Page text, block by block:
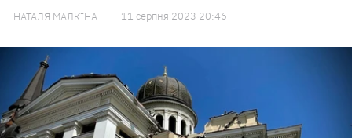
НАТАЛЯ МАЛКІНА 11 серпня 2023 20:46